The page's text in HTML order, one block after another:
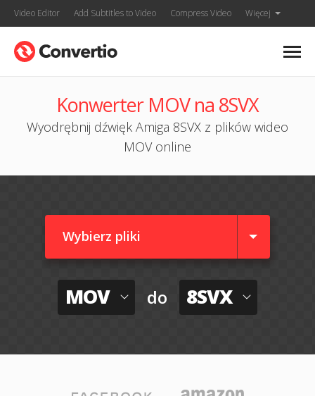
Video Editor Add Subtitles to Video Compress Video Więcej
Konwerter MOV na 8SVX
Wyodrębnij dźwięk Amiga 8SVX z plików wideo
MOV online
Wybierz pliki
MOV do 8SVX